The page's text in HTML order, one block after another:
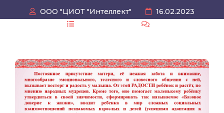
ООО "ЦИОТ "Интеллект"
16.02.2023